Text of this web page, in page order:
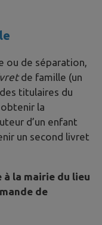
ou de séparation,
de famille (un
titulaires du
la
d’un enfant
un second livret
à la mairie du lieu
de